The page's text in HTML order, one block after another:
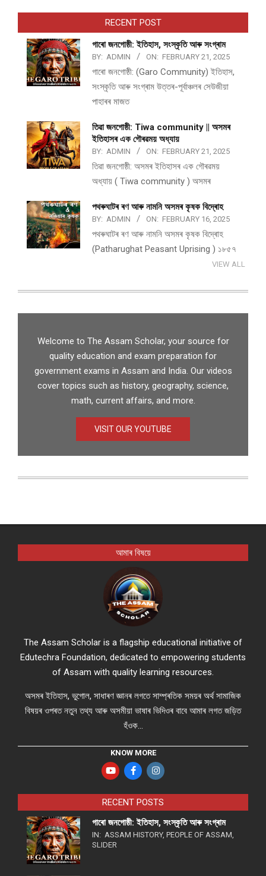
RECENT POST
গাৰো জনগোষ্ঠী: ইতিহাস, সংস্কৃতি আৰু সংগ্ৰাম
BY: ADMIN ON: FEBRUARY 21, 2025
গাৰো জনগোষ্ঠী: (Garo Community) ইতিহাস,
সংস্কৃতি আৰু সংগ্ৰাম উত্তৰ-পূৰ্বাঞ্চলৰ সেউজীয়া
পাহাৰৰ মাজত
তিৱা জনগোষ্ঠী: Tiwa community || অসমৰ
ইতিহাসৰ এক গৌৰৱময় অধ্যায়
BY: ADMIN ON: FEBRUARY 21, 2025
তিৱা জনগোষ্ঠী: অসমৰ ইতিহাসৰ এক গৌৰৱময়
অধ্যায় ( Tiwa community ) অসমৰ
পথ​ৰুঘাট​ৰ ৰণ আৰু নামনি অসম​ৰ কৃষক বিদ্ৰোহ​
BY: ADMIN ON: FEBRUARY 16, 2025
পথ​ৰুঘাট​ৰ ৰণ আৰু নামনি অসম​ৰ কৃষক বিদ্ৰোহ​
(Patharughat Peasant Uprising ) ১৮৫৭
VIEW ALL
Welcome to The Assam Scholar, your source for
quality education and exam preparation for
government exams in Assam and India. Our videos
cover topics such as history, geography, science,
math, current affairs, and more.
VISIT OUR YOUTUBE
আমাৰ বিষয়ে
The Assam Scholar is a flagship educational initiative of
Edutechra Foundation, dedicated to empowering students
of Assam with quality learning resources.
অসমৰ ইতিহাস, ভুগোল, সাধাৰণ জ্ঞানৰ লগতে সাম্প্ৰতিক সময়ৰ অৰ্থ সামাজিক
বিষয়ৰ ওপৰত নতুন তথ্য আৰু অসমীয়া ভাষাৰ ভিদিওৰ বাবে আমাৰ লগত জড়িত
হঁওক...
KNOW MORE
RECENT POSTS
গাৰো জনগোষ্ঠী: ইতিহাস, সংস্কৃতি আৰু সংগ্ৰাম
IN: ASSAM HISTORY, PEOPLE OF ASSAM,
SLIDER